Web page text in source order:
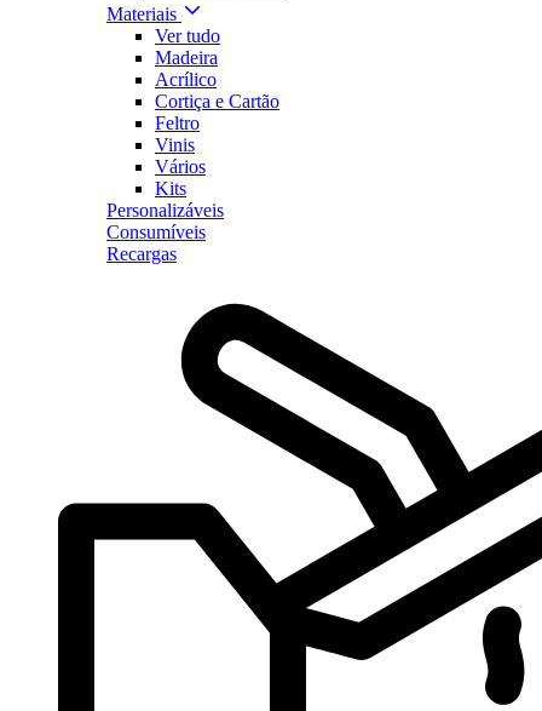
Materiais
Ver tudo
Madeira
Acrílico
Cortiça e Cartão
Feltro
Vinis
Vários
Kits
Personalizáveis
Consumíveis
Recargas